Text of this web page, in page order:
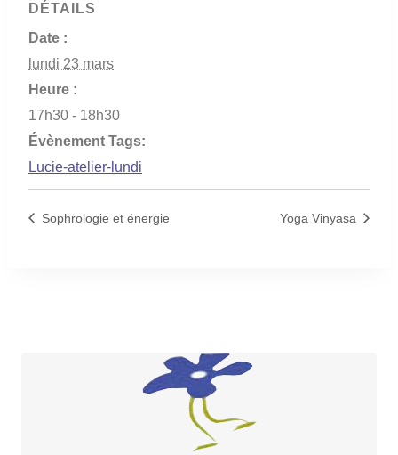
DÉTAILS
Date :
lundi 23 mars
Heure :
17h30 - 18h30
Évènement Tags:
Lucie-atelier-lundi
Sophrologie et énergie Yoga Vinyasa